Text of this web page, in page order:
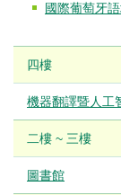
國際葡萄牙
四樓
機器翻譯暨人工
二樓 ~ 三樓
圖書館